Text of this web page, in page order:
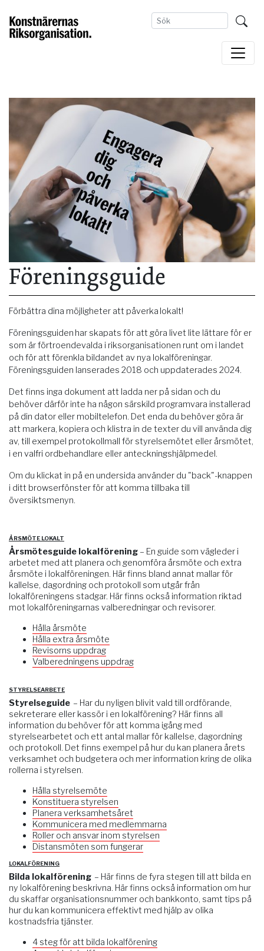
Föreningsguide
Förbättra dina möjligheter att påverka lokalt!
Föreningsguiden har skapats för att göra livet lite lättare för er
som är förtroendevalda i riksorganisationen runt om i landet
och för att förenkla bildandet av nya lokalföreningar.
Föreningsguiden lanserades 2018 och uppdaterades 2024.
Det finns inga dokument att ladda ner på sidan och du
behöver därför inte ha någon särskild programvara installerad
på din dator eller mobiltelefon. Det enda du behöver göra är
att markera, kopiera och klistra in de texter du vill använda dig
av, till exempel protokollmall för styrelsemötet eller årsmötet,
i en valfri ordbehandlare eller anteckningshjälpmedel.
Om du klickat in på en undersida använder du "back"-knappen
i ditt browserfönster för att komma tillbaka till
översiktsmenyn.
ÅRSMÖTE LOKALT
Årsmötesguide lokalförening – En guide som vägleder i
arbetet med att planera och genomföra årsmöte och extra
årsmöte i lokalföreningen. Här finns bland annat mallar för
kallelse, dagordning och protokoll som utgår från
lokalföreningens stadgar. Här finns också information riktad
mot lokalföreningarnas valberedningar och revisorer.
Hålla årsmöte
Hålla extra årsmöte
Revisorns uppdrag
Valberedningens uppdrag
STYRELSEARBETE
Styrelseguide – Har du nyligen blivit vald till ordförande,
sekreterare eller kassör i en lokalförening? Här finns all
information du behöver för att komma igång med
styrelsearbetet och ett antal mallar för kallelse, dagordning
och protokoll. Det finns exempel på hur du kan planera årets
verksamhet och budgetera och mer information kring de olika
rollerna i styrelsen.
Hålla styrelsemöte
Konstituera styrelsen
Planera verksamhetsåret
Kommunicera med medlemmarna
Roller och ansvar inom styrelsen
Distansmöten som fungerar
LOKALFÖRENING
Bilda lokalförening – Här finns de fyra stegen till att bilda en
ny lokalförening beskrivna. Här finns också information om hur
du skaffar organisationsnummer och bankkonto, samt tips på
hur du kan kommunicera effektivt med hjälp av olika
kostnadsfria tjänster.
4 steg för att bilda lokalförening